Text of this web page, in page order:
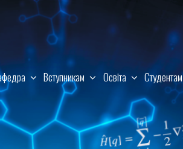
Вступникам Освіта Студентам